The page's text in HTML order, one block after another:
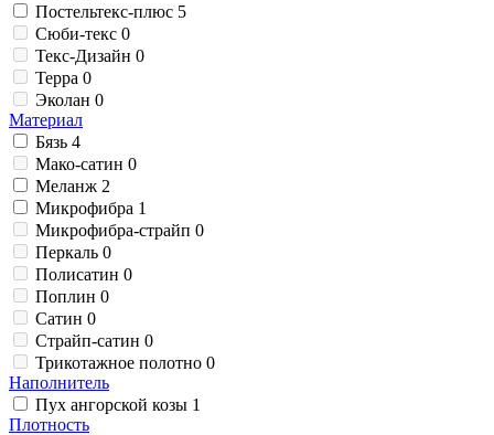
Постельтекс-плюс 5
Сюби-текс 0
Текс-Дизайн 0
Терра 0
Эколан 0
Материал
Бязь 4
Мако-сатин 0
Меланж 2
Микрофибра 1
Микрофибра-страйп 0
Перкаль 0
Полисатин 0
Поплин 0
Сатин 0
Страйп-сатин 0
Трикотажное полотно 0
Наполнитель
Пух ангорской козы 1
Плотность